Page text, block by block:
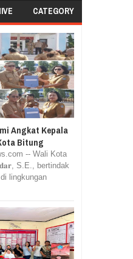
CATEGORY
Angkat Kepala
Bitung
-- Wali Kota
S.E., bertindak
lingkungan